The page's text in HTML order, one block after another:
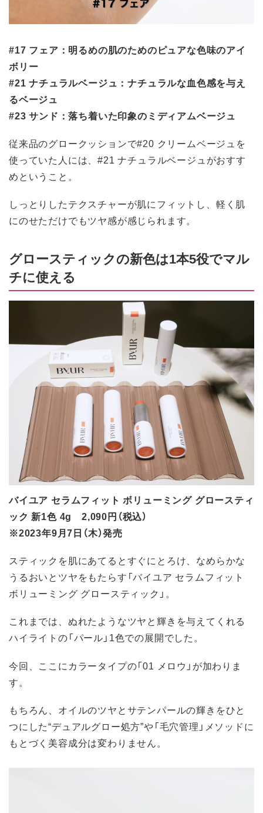
#17 フェア：明るめの肌のためのピュアな色味のアイ
ボリー
#21 ナチュラルベージュ：ナチュラルな血色感を与え
るベージュ
#23 サンド：落ち着いた印象のミディアムベージュ
従来品のグロークッションで#20 クリームベージュを
使っていた人には、#21 ナチュラルベージュがおすす
めということ。
しっとりしたテクスチャーが肌にフィットし、軽く肌
にのせただけでもツヤ感が感じられます。
グロースティックの新色は1本5役でマル
チに使える
バイユア セラムフィット ボリューミング グロースティ
ック 新1色 4g 2,090円（税込）
※2023年9月7日（木）発売
スティックを肌にあてるとすぐにとろけ、なめらかな
うるおいとツヤをもたらす「バイユア セラムフィット
ボリューミング グロースティック」。
これまでは、ぬれたようなツヤと輝きを与えてくれる
ハイライトの「パール」1色での展開でした。
今回、ここにカラータイプの「01 メロウ」が加わりま
す。
もちろん、オイルのツヤとサテンパールの輝きをひと
つにした“デュアルグロー処方”や「毛穴管理」メソッドに
もとづく美容成分は変わりません。